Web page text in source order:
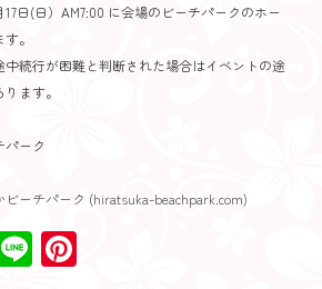
日(日）AM7:00 に会場のビーチパークのホー
。
続行が困難と判断された場合はイベントの途
ます。
パーク
ーチパーク (hiratsuka-beachpark.com)
Line